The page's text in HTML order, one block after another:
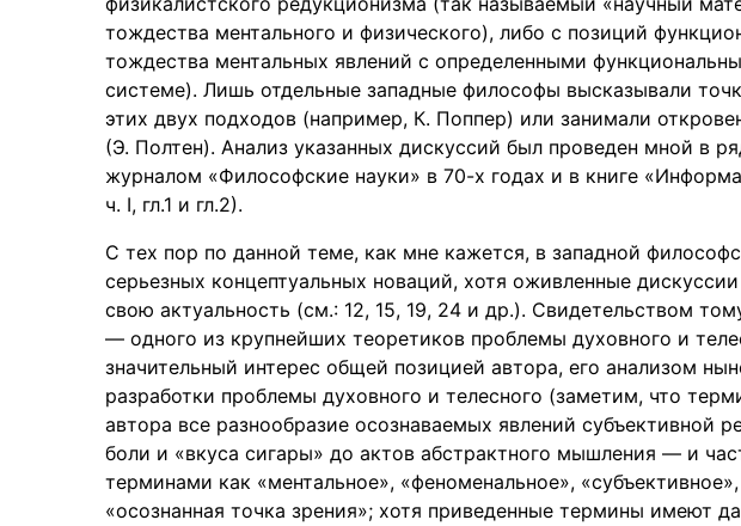
тождества ментального и физического), либо с позиций
тождества ментальных явлений с определенными
системе). Лишь отдельные западные философы высказывали
этих двух подходов (например, К. Поппер) или занимали
(Э. Полтен). Анализ указанных дискуссий был проведен мной в
журналом «Философские науки» в 70-х годах и в книге
ч. I, гл.1 и гл.2).
С тех пор по данной теме, как мне кажется, в западной
серьезных концептуальных новаций, хотя оживленные
свою актуальность (см.: 12, 15, 19, 24 и др.). Свидетельством
— одного из крупнейших теоретиков проблемы духовного и
значительный интерес общей позицией автора, его анализом
разработки проблемы духовного и телесного (заметим, что
автора все разнообразие осознаваемых явлений субъективной
боли и «вкуса сигары» до актов абстрактного мышления — и
терминами как «ментальное», «феноменальное»,
«осознанная точка зрения»; хотя приведенные термины имеют